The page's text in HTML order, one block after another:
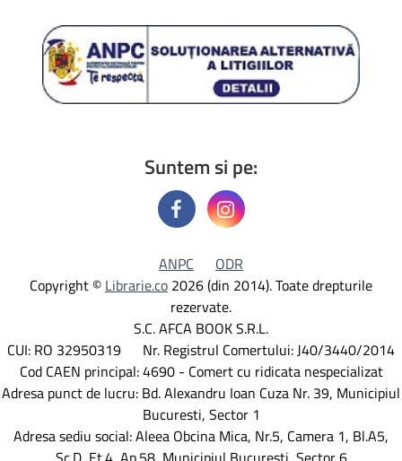
Suntem si pe:
ANPC
ODR
Copyright © Librarie.co 2026 (din 2014). Toate drepturile
rezervate.
S.C. AFCA BOOK S.R.L.
CUI: RO 32950319 Nr. Registrul Comertului: J40/3440/2014
Cod CAEN principal: 4690 - Comert cu ridicata nespecializat
Adresa punct de lucru: Bd. Alexandru Ioan Cuza Nr. 39, Municipiul
Bucuresti, Sector 1
Adresa sediu social: Aleea Obcina Mica, Nr.5, Camera 1, Bl.A5,